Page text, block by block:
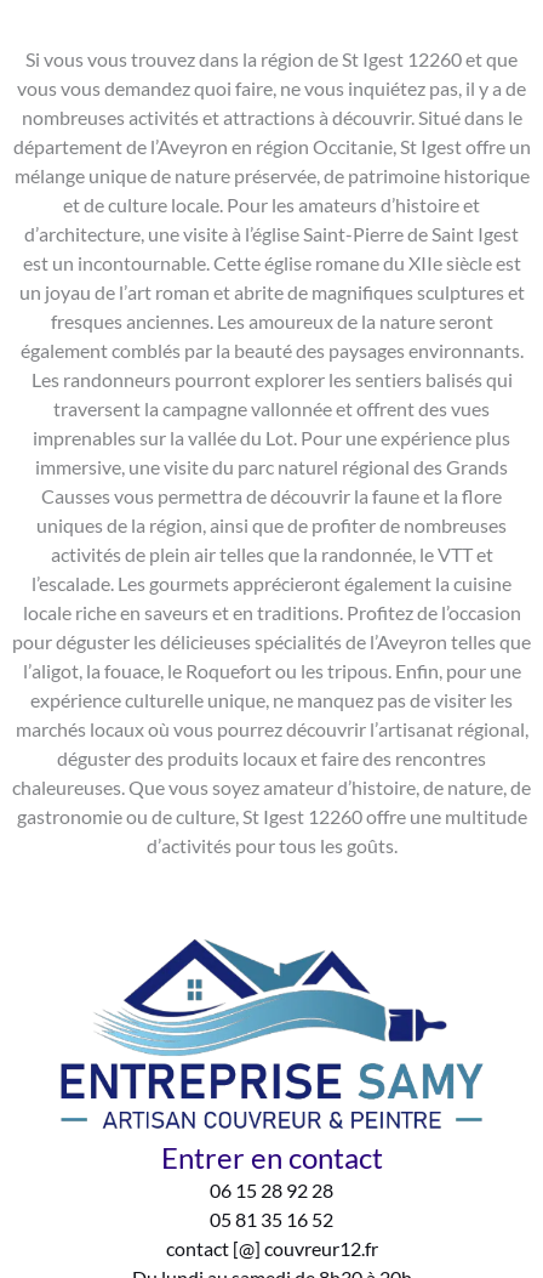
Si vous vous trouvez dans la région de St Igest 12260 et que
vous vous demandez quoi faire, ne vous inquiétez pas, il y a de
nombreuses activités et attractions à découvrir. Situé dans le
département de l’Aveyron en région Occitanie, St Igest offre un
mélange unique de nature préservée, de patrimoine historique
et de culture locale. Pour les amateurs d’histoire et
d’architecture, une visite à l’église Saint-Pierre de Saint Igest
est un incontournable. Cette église romane du XIIe siècle est
un joyau de l’art roman et abrite de magnifiques sculptures et
fresques anciennes. Les amoureux de la nature seront
également comblés par la beauté des paysages environnants.
Les randonneurs pourront explorer les sentiers balisés qui
traversent la campagne vallonnée et offrent des vues
imprenables sur la vallée du Lot. Pour une expérience plus
immersive, une visite du parc naturel régional des Grands
Causses vous permettra de découvrir la faune et la flore
uniques de la région, ainsi que de profiter de nombreuses
activités de plein air telles que la randonnée, le VTT et
l’escalade. Les gourmets apprécieront également la cuisine
locale riche en saveurs et en traditions. Profitez de l’occasion
pour déguster les délicieuses spécialités de l’Aveyron telles que
l’aligot, la fouace, le Roquefort ou les tripous. Enfin, pour une
expérience culturelle unique, ne manquez pas de visiter les
marchés locaux où vous pourrez découvrir l’artisanat régional,
déguster des produits locaux et faire des rencontres
chaleureuses. Que vous soyez amateur d’histoire, de nature, de
gastronomie ou de culture, St Igest 12260 offre une multitude
d’activités pour tous les goûts.
Entrer en contact
06 15 28 92 28
05 81 35 16 52
contact [@] couvreur12.fr